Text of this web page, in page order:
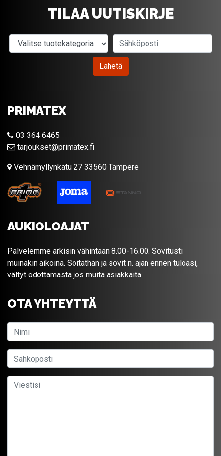
TILAA UUTISKIRJE
Valitse tuotekategoria
Lähetä
PRIMATEX
03 364 6465
tarjoukset@primatex.fi
Vehnämyllynkatu 27 33560 Tampere
AUKIOLOAJAT
Palvelemme arkisin vähintään 8.00-16.00. Sovitusti
muinakin aikoina. Soitathan ja sovit n. ajan ennen tuloasi,
vältyt odottamasta jos muita asiakkaita.
OTA YHTEYTTÄ